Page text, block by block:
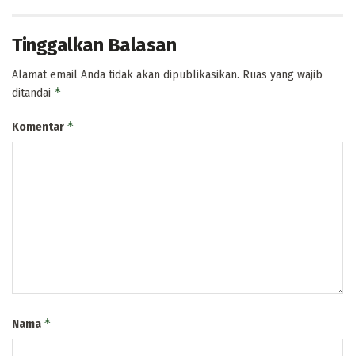
Tinggalkan Balasan
Alamat email Anda tidak akan dipublikasikan. Ruas yang wajib
ditandai *
Komentar *
Nama *